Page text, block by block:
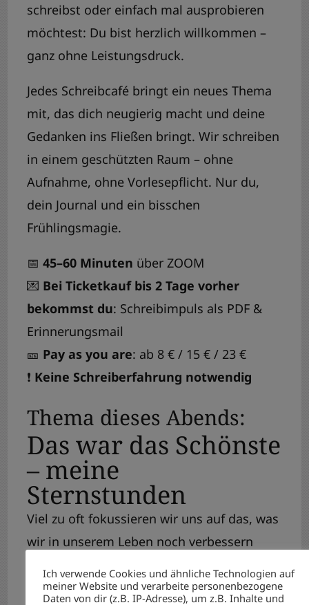
schreibst oder einfach mal ausprobieren
möchtest: Du bist herzlich willkommen –
ganz ohne Leistungsdruck.
Jedes Schreibcafé bringt ein neues Thema
mit, das dich neugierig macht und deine
Gedanken ins Fließen bringt. Wir schreiben
in einem geschützten Raum – ohne
Aufnahme, ohne Vorlesepflicht. Nur du,
dein Journal und ein bisschen
Frühlingsmagie.
📅 45–60 Minuten über ZOOM
💌 Bei Ticketkauf bis 2 Tage vorher
bekommst du: Schreibimpuls als PDF &
Erinnerungsmail
🎫 Pay as you are: ab 8 € / 15 € / 23 €
❗ Keine Schreiberfahrung notwendig
Thema dieses Abends:
Das war das Schönste
– meine
Sternstunden
Viel zu oft fokussieren wir uns auf das, was
wir in unserem Leben noch verbessern
plötzlich nur noch um unsere Defizite und
Ich verwende Cookies und ähnliche Technologien auf
meiner Website und verarbeite personenbezogene
Daten von dir (z.B. IP-Adresse), um z.B. Inhalte und